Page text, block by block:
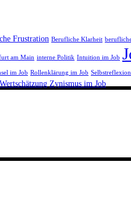
Frustration Berufliche Klarheit
am Main interne Politik Intuition im Job
im Job Rollenklärung im Job
Wertschätzung Zynismus im Job